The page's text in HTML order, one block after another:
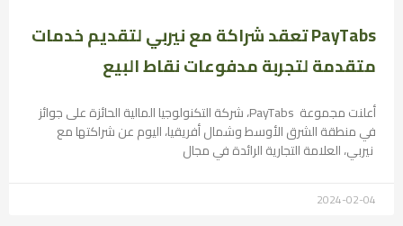
PayTabs تعقد شراكة مع نيربي لتقديم خدمات
متقدمة لتجربة مدفوعات نقاط البيع
أعلنت مجموعة PayTabs، شركة التكنولوجيا المالية الحائزة على جوائز
في منطقة الشرق الأوسط وشمال أفريقيا، اليوم عن شراكتها مع
نيربي، العلامة التجارية الرائدة في مجال
2024-02-04